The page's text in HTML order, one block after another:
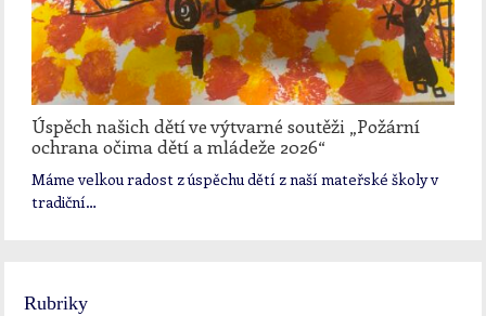
Úspěch našich dětí ve výtvarné soutěži „Požární
ochrana očima dětí a mládeže 2026“
Máme velkou radost z úspěchu dětí z naší mateřské školy v
tradiční…
Rubriky